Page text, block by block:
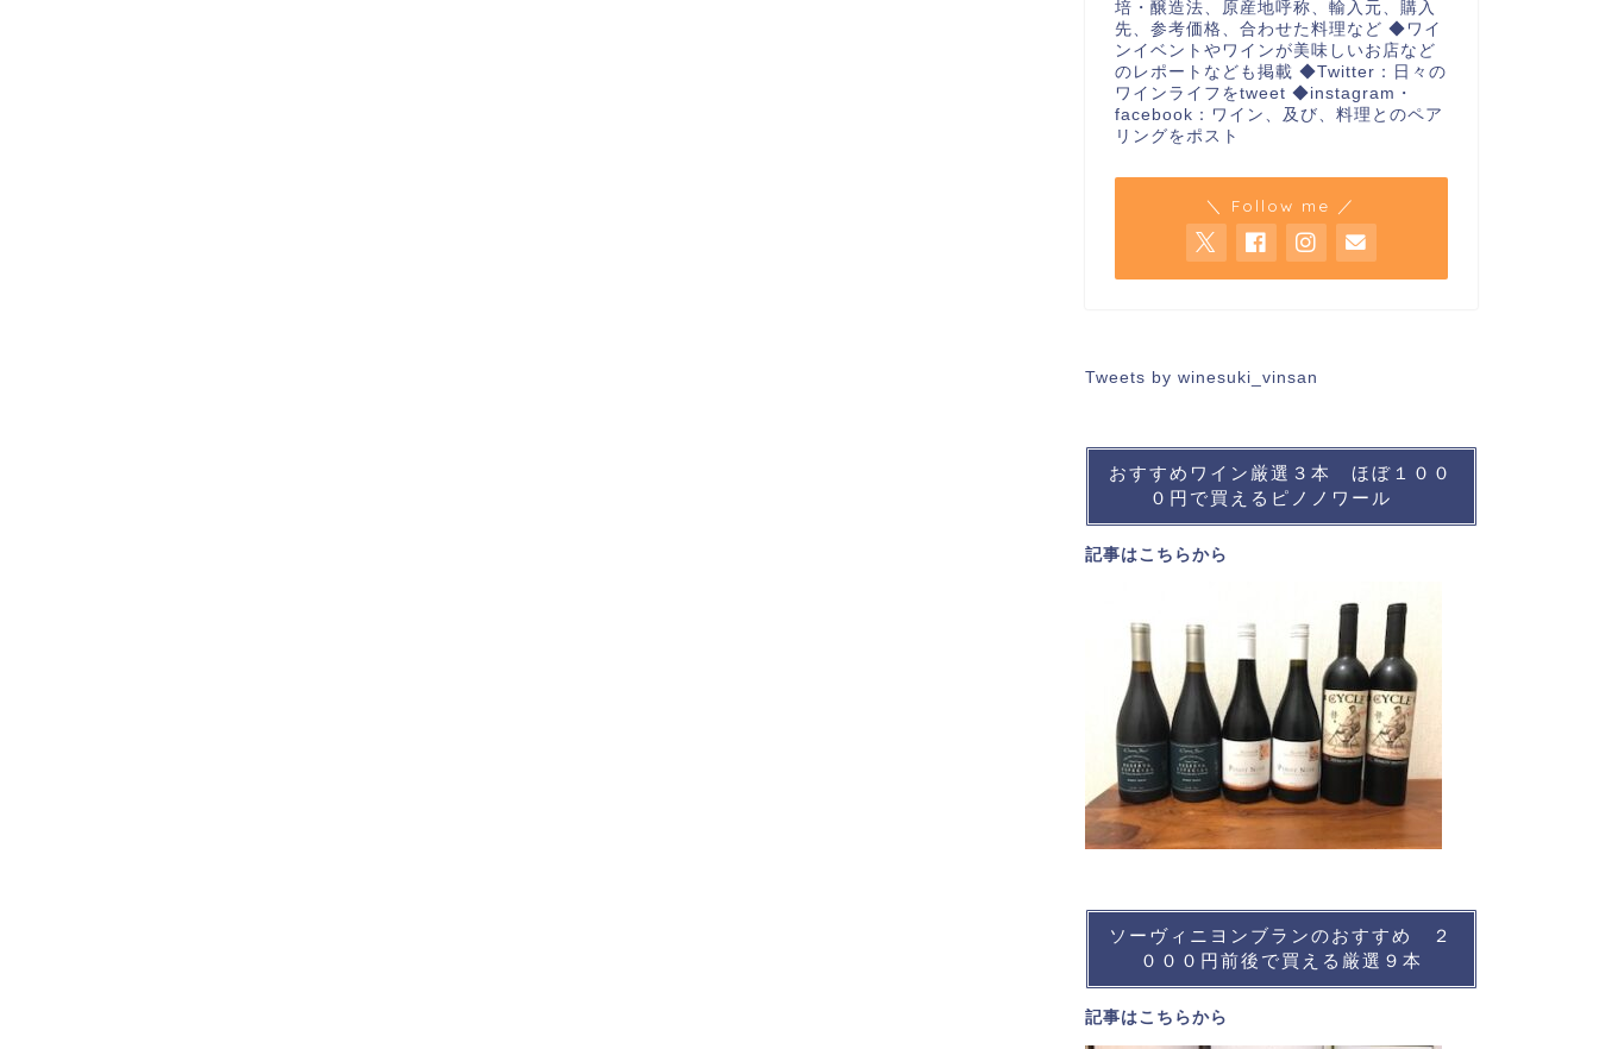
培・醸造法、原産地呼称、輸入元、購入
先、参考価格、合わせた料理など ◆ワイ
ンイベントやワインが美味しいお店など
のレポートなども掲載 ◆Twitter：日々の
ワインライフをtweet ◆instagram・
facebook：ワイン、及び、料理とのペア
リングをポスト
＼ Follow me ／
Tweets by winesuki_vinsan
おすすめワイン厳選３本 ほぼ１００
０円で買えるピノノワール
記事はこちらから
ソーヴィニヨンブランのおすすめ ２
０００円前後で買える厳選９本
記事はこちらから